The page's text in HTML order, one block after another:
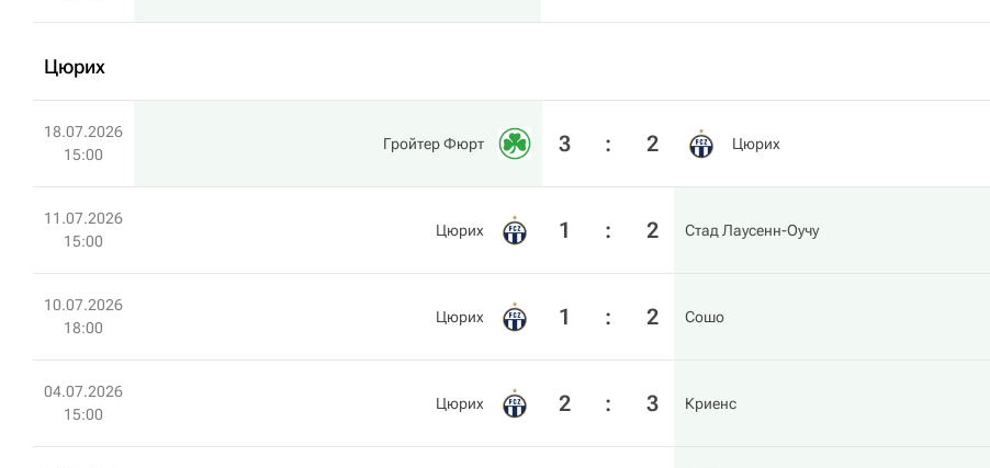
Цюрих
18.07.2026
15:00
Гройтер Фюрт 3 : 2 Цюрих
11.07.2026
15:00
Цюрих 1 : 2 Стад Лаусенн-Оучу
10.07.2026
18:00
Цюрих 1 : 2 Сошо
04.07.2026
15:00
Цюрих 2 : 3 Криенс